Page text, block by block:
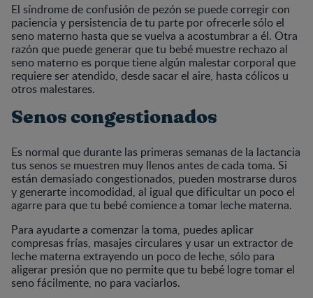
El síndrome de confusión de pezón se puede corregir con
paciencia y persistencia de tu parte por ofrecerle sólo el
seno materno hasta que se vuelva a acostumbrar a él. Otra
razón que puede generar que tu bebé muestre rechazo al
seno materno es porque tiene algún malestar corporal que
requiere ser atendido, desde sacar el aire, hasta cólicos u
otros malestares.
Senos congestionados
Es normal que durante las primeras semanas de la lactancia
tus senos se muestren muy llenos antes de cada toma. Si
están demasiado congestionados, pueden mostrarse duros
y generarte incomodidad, al igual que dificultar un poco el
agarre para que tu bebé comience a tomar leche materna.
Para ayudarte a comenzar la toma, puedes aplicar
compresas frías, masajes circulares y usar un extractor de
leche materna extrayendo un poco de leche, sólo para
aligerar presión que no permite que tu bebé logre tomar el
seno fácilmente, no para vaciarlos.